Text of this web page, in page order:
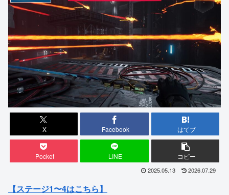
X Facebook はてブ
Pocket LINE コピー
2025.05.13 2026.07.29
【ステージ1〜4はこちら】